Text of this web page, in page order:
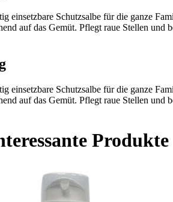
einsetzbare Schutzsalbe für die ganze
auf das Gemüt. Pflegt raue Stellen
einsetzbare Schutzsalbe für die ganze
auf das Gemüt. Pflegt raue Stellen
Produkte